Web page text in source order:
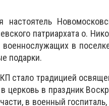
настоятель
патриархата о.
военнослужащих в
подарки.
стало традицией
церковь в праздник
в военный